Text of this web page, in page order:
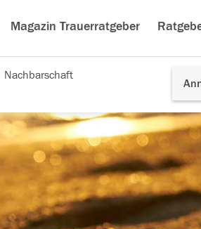
Magazin Trauerratgeber
Nachbarschaft